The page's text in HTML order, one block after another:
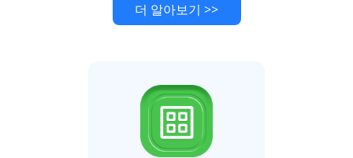
더 알아보기 >>